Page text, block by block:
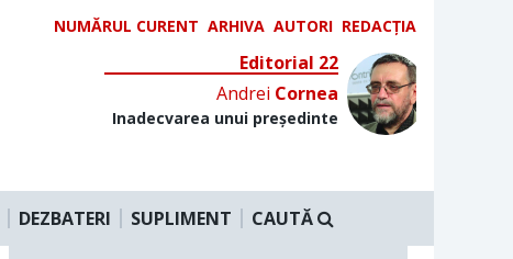
NUMĂRUL CURENT ARHIVA AUTORI REDACȚIA
Editorial 22
Andrei Cornea
Inadecvarea unui președinte
DEZBATERI SUPLIMENT CAUTĂ